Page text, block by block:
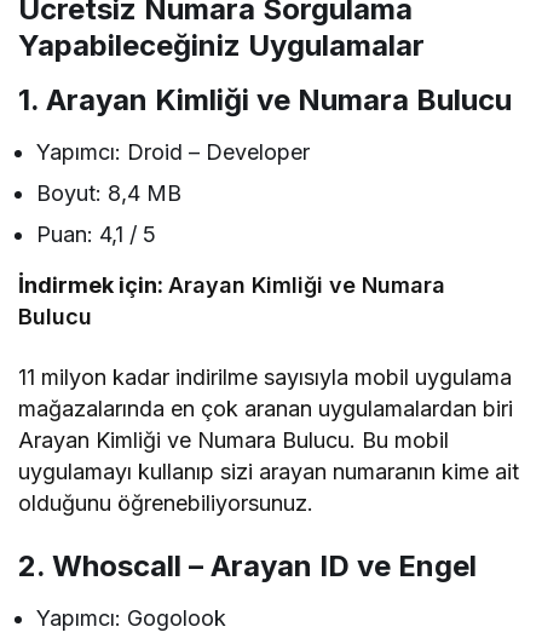
Ücretsiz Numara Sorgulama
Yapabileceğiniz Uygulamalar
1. Arayan Kimliği ve Numara Bulucu
Yapımcı: Droid – Developer
Boyut: 8,4 MB
Puan: 4,1 / 5
İndirmek için:Arayan Kimliği ve Numara
Bulucu
11 milyon kadar indirilme sayısıyla mobil uygulama
mağazalarında en çok aranan uygulamalardan biri
Arayan Kimliği ve Numara Bulucu. Bu mobil
uygulamayı kullanıp sizi arayan numaranın kime ait
olduğunu öğrenebiliyorsunuz.
2. Whoscall – Arayan ID ve Engel
Yapımcı: Gogolook